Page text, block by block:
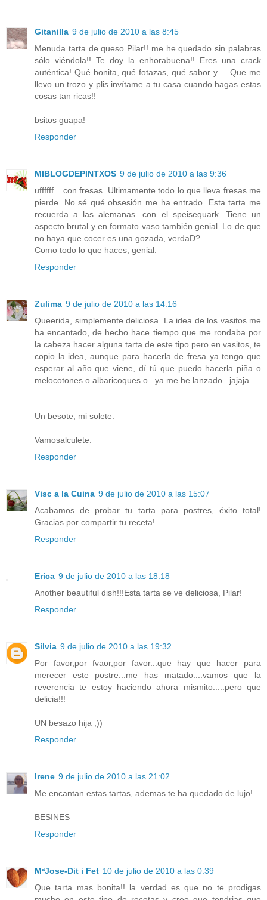
Gitanilla 9 de julio de 2010 a las 8:45
Menuda tarta de queso Pilar!! me he quedado sin palabras
sólo viéndola!! Te doy la enhorabuena!! Eres una crack
auténtica! Qué bonita, qué fotazas, qué sabor y ... Que me
llevo un trozo y plis invítame a tu casa cuando hagas estas
cosas tan ricas!!
bsitos guapa!
Responder
MIBLOGDEPINTXOS 9 de julio de 2010 a las 9:36
uffffff....con fresas. Ultimamente todo lo que lleva fresas me
pierde. No sé qué obsesión me ha entrado. Esta tarta me
recuerda a las alemanas...con el speisequark. Tiene un
aspecto brutal y en formato vaso también genial. Lo de que
no haya que cocer es una gozada, verdaD?
Como todo lo que haces, genial.
Responder
Zulima 9 de julio de 2010 a las 14:16
Queerida, simplemente deliciosa. La idea de los vasitos me
ha encantado, de hecho hace tiempo que me rondaba por
la cabeza hacer alguna tarta de este tipo pero en vasitos, te
copio la idea, aunque para hacerla de fresa ya tengo que
esperar al año que viene, dí tú que puedo hacerla piña o
melocotones o albaricoques o...ya me he lanzado...jajaja
Un besote, mi solete.
Vamosalculete.
Responder
Visc a la Cuina 9 de julio de 2010 a las 15:07
Acabamos de probar tu tarta para postres, éxito total!
Gracias por compartir tu receta!
Responder
Erica 9 de julio de 2010 a las 18:18
Another beautiful dish!!!Esta tarta se ve deliciosa, Pilar!
Responder
Silvia 9 de julio de 2010 a las 19:32
Por favor,por fvaor,por favor...que hay que hacer para
merecer este postre...me has matado....vamos que la
reverencia te estoy haciendo ahora mismito.....pero que
delicia!!!
UN besazo hija ;))
Responder
Irene 9 de julio de 2010 a las 21:02
Me encantan estas tartas, ademas te ha quedado de lujo!
BESINES
Responder
MªJose-Dit i Fet 10 de julio de 2010 a las 0:39
Que tarta mas bonita!! la verdad es que no te prodigas